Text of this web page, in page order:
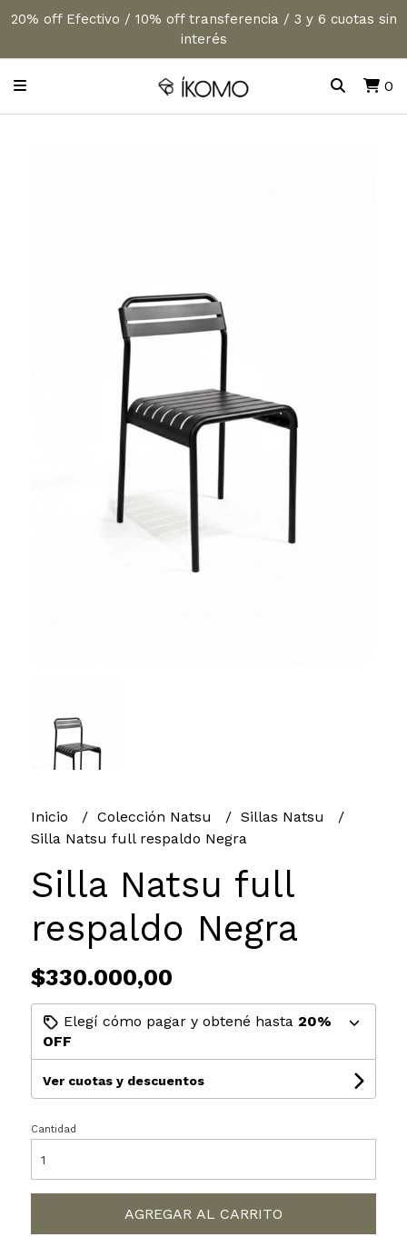
20% off Efectivo / 10% off transferencia / 3 y 6 cuotas sin
interés
0
Inicio Colección Natsu
Sillas Natsu
Silla Natsu full respaldo Negra
Silla Natsu full
respaldo Negra
$330.000,00
Elegí cómo pagar y obtené hasta 20%
OFF
Ver cuotas y descuentos
Cantidad
AGREGAR AL CARRITO